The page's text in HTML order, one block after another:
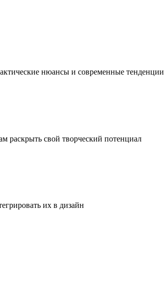
нюансы и современные тенденции
раскрыть свой творческий потенциал
их в дизайн